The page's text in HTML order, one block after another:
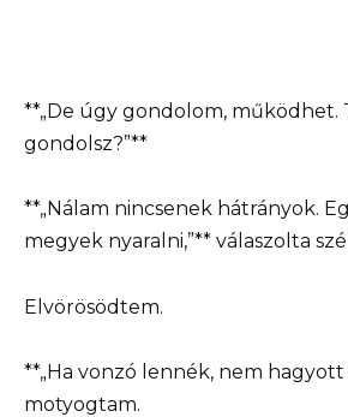
**„De úgy gondolom, működhet.
gondolsz?”**
**„Nálam nincsenek hátrányok.
megyek nyaralni,”** válaszolta
Elvörösödtem.
**„Ha vonzó lennék, nem hagyott
motyogtam.